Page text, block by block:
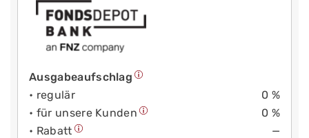
Ausgabeaufschlag
• regulär
0 %
• für unsere Kunden
0 %
• Rabatt
—